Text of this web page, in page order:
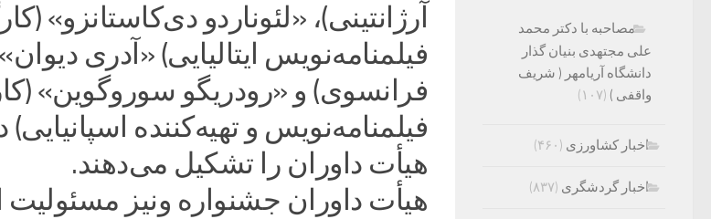
آرژانتینی)، «لئوناردو دی‌کاستانزو»
فیلمنامه‌نویس ایتالیایی) «آدری
فرانسوی) و «رودریگو سوروگوین»
فیلمنامه‌نویس و تهیه‌کننده
هیأت داوران را تشکیل می‌دهند.
هیأت داوران جشنواره ونیز مسئولیت
مصاحبه با دکتر محمد
علی مجتهدی بنیان گذار
دانشگاه آریامهر ( شریف
واقفی ) (۱۰۷)
اخبار کشاورزی (۴۶۰)
اخبار گردشگری (۸۳۷)